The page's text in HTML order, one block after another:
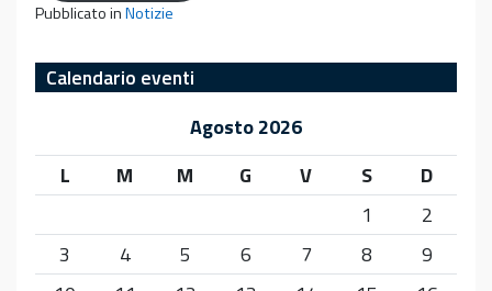
Pubblicato inNotizie
Calendario eventi
Agosto 2026
L
M M G V S
D
1
2
3
4 5 6 7 8
9